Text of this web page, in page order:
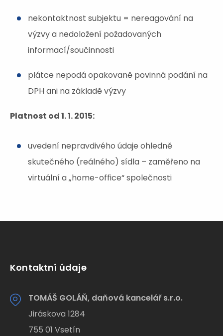
nekontaktnost subjektu = nereagování na
výzvy a nedoložení požadovaných
informací/součinnosti
plátce nepodá opakovaně povinná podání na
DPH ani na základě výzvy
Platnost od 1. 1. 2015:
uvedení nepravdivého údaje ohledně
skutečného (reálného) sídla – zaměřeno na
virtuální a „home-office“ společnosti
Kontaktní údaje
TOMÁŠ GOLÁŇ, daňová kancelář s.r.o.
Jiráskova 1284
755 01 Vsetín